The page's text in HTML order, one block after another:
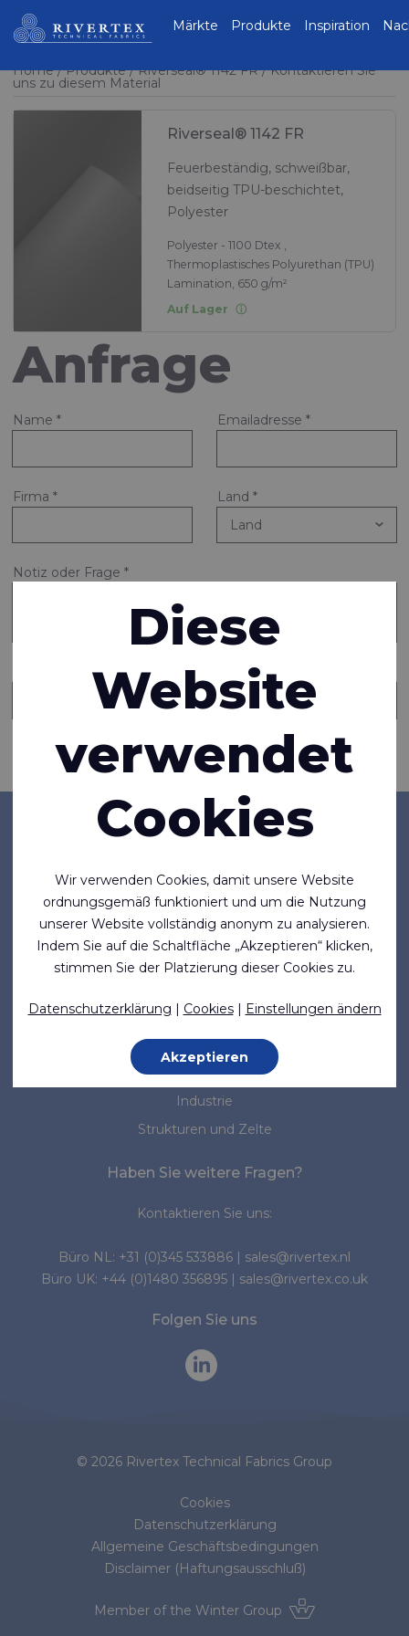
Home Produkte Riverseal® 1142 FR Kontaktieren Sie
uns zu diesem Material
Riverseal® 1142 FR
Feuerbeständig, schweißbar,
beidseitig TPU-beschichtet,
Polyester
Polyester - 1100 Dtex ,
Thermoplastisches Polyurethan (TPU)
Lamination, 650 g/m²
Auf Lager
Anfrage
Name * Emailadresse *
Firma * Land *
Notiz oder Frage *
Eine Kopie dieser Nachricht an eine weitere Person senden
Informationen anfragen
Rivertex Technical
Fabrics Group
Märkte Produkte Inspiration
Firma
Über uns
Neuigkeiten
Normen & Standards
Marktsegmente
Marine
Medizin
Arbeitsschutz
Industrie
Strukturen und Zelte
Haben Sie weitere Fragen?
Kontaktieren Sie uns:
Büro NL: +31 (0)345 533886
sales@rivertex.nl
Büro UK: +44 (0)1480 356895 sales@rivertex.co.uk
Folgen Sie uns
© 2026 Rivertex Technical Fabrics Group
Cookies
Datenschutzerklärung
Allgemeine Geschäftsbedingungen
Disclaimer (Haftungsausschluß)
Member of theWinter Group
Diese
Website
verwendet
Cookies
Wir verwenden Cookies, damit unsere Website
ordnungsgemäß funktioniert und um die Nutzung
unserer Website vollständig anonym zu analysieren.
Indem Sie auf die Schaltfläche „Akzeptieren“ klicken,
stimmen Sie der Platzierung dieser Cookies zu.
Datenschutzerklärung | Cookies| Einstellungen ändern
Akzeptieren